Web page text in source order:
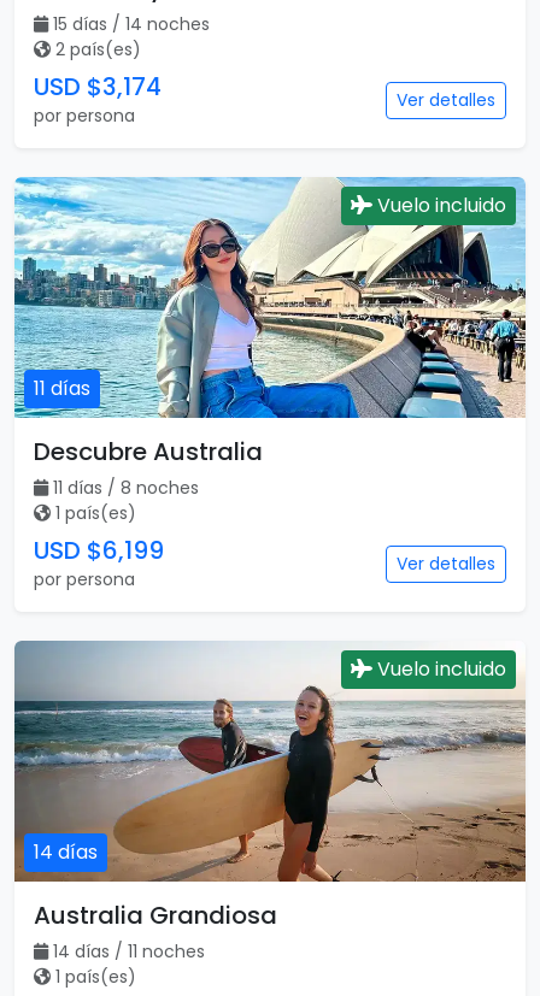
15 días / 14 noches
2 país(es)
USD $3,174
por persona
Ver detalles
11 días
Vuelo incluido
Descubre Australia
11 días / 8 noches
1 país(es)
USD $6,199
por persona
Ver detalles
14 días
Vuelo incluido
Australia Grandiosa
14 días / 11 noches
1 país(es)